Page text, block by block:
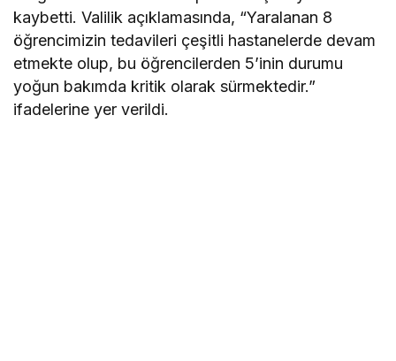
kaybetti. Valilik açıklamasında, “Yaralanan 8
öğrencimizin tedavileri çeşitli hastanelerde devam
etmekte olup, bu öğrencilerden 5’inin durumu
yoğun bakımda kritik olarak sürmektedir.”
ifadelerine yer verildi.